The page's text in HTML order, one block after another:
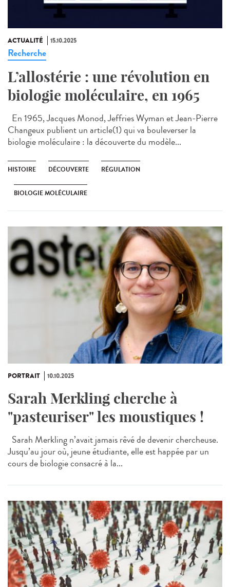
ACTUALITÉ 15.10.2025
Recherche
L’allostérie : une révolution en
biologie moléculaire, en 1965
En 1965, Jacques Monod, Jeffries Wyman et Jean-Pierre
Changeux publient un article(1) qui va bouleverser la
biologie moléculaire : la découverte du modèle...
HISTOIRE DÉCOUVERTE RÉGULATION
BIOLOGIE MOLÉCULAIRE
PORTRAIT 10.10.2025
Sarah Merkling cherche à
"pasteuriser" les moustiques !
Sarah Merkling n’avait jamais rêvé de devenir chercheuse.
Jusqu’au jour où, jeune étudiante, elle est happée par un
cours de biologie consacré à la...